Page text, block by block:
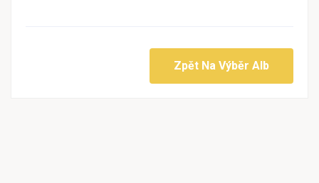
Zpět Na Výběr Alb